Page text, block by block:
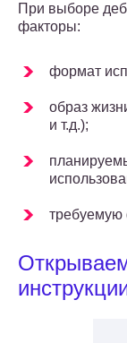
При выборе
факторы:
формат
образ
и т.д.);
требуемую